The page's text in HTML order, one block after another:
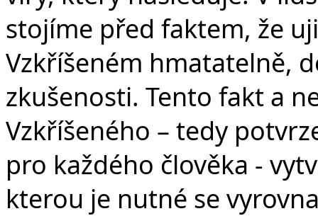
stojíme před faktem, že
Vzkříšeném hmatatelně,
zkušenosti. Tento fakt a
Vzkříšeného – tedy
pro každého člověka -
kterou je nutné se